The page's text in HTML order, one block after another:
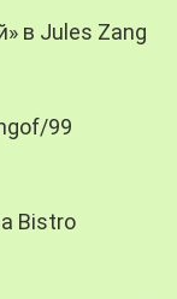
в Jules Zang
99
Bistro